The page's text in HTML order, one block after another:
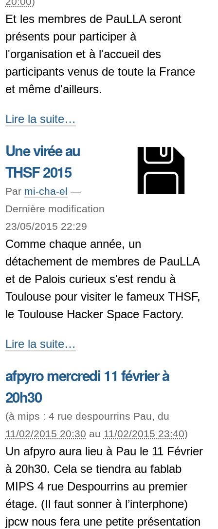
-Et les membres de PauLLA seront
présents pour participer à
l'organisation et à l'accueil des
participants venus de toute la France
et même d'ailleurs.
La
2015
aura
lieu
à
Pau
du
17
au
20
octobre
-
Lire la suite…
Une virée au
THSF 2015
Par mi-cha-el —
Dernière modification
23/05/2015 22:29
Comme chaque année, un
détachement de membres de PauLLA
et de Palois curieux s'est rendu à
Toulouse pour visiter le fameux THSF,
le Toulouse Hacker Space Factory.
Une
au
THSF
2015
-
Lire la suite…
afpyro mercredi 11 février à
20h30
(à mips : 4 rue despourrins Pau, du
11/02/2015 20:30 au 11/02/2015 23:40)
Un afpyro aura lieu à Pau le 11 Février
à 20h30. Cela se tiendra au fablab
MIPS 4 rue Despourrins au premier
étage. (Il faut sonner à l’interphone)
jpcw nous fera une petite présentation